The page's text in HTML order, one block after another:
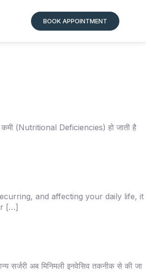
BOOK APPOINTMENT
कमी (Nutritional Deficiencies) हो जाती है
and affecting your daily life, it
[…]
सर्जरी अब मिनिमली इनवेसिव तकनीक से की जा